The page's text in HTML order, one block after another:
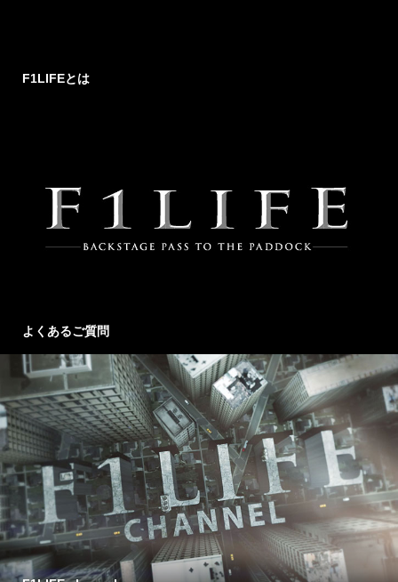
F1LIFEとは
よくあるご質問